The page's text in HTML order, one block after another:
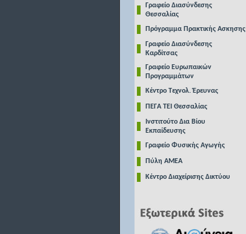
Γραφείο Διασύνδεσης
Θεσσαλίας
Πρόγραμμα Πρακτικής Ασκησης
Γραφείο Διασύνδεσης
Καρδίτσας
Γραφείο Ευρωπαικών
Προγραμμάτων
Κέντρο Τεχνολ. Έρευνας
ΠΕΓΑ ΤΕΙ Θεσσαλίας
Ινστιτούτο Δια Βίου
Εκπαίδευσης
Γραφείο Φυσικής Αγωγής
Πύλη ΑΜΕΑ
Κέντρο Διαχείρισης Δικτύου